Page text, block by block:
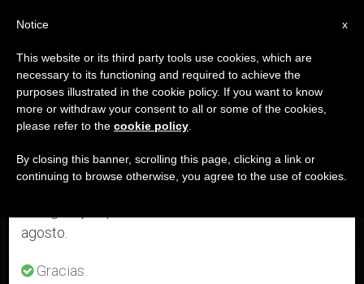
DÍA
Enero 8th, 2025
ÚLTIMAS NOTICIAS
Jubileo 2025: medio millón de peregrinos han atravesado ya
×
Aviso importante
Del 27 de julio al 7 de agosto haremos la pausa
anual, aprovechando que en el periodo de verano
se generan menos informaciones y también el
agosto.
Gracias.
x
Notice
This website or its third party tools use cookies, which are
necessary to its functioning and required to achieve the
purposes illustrated in the cookie policy. If you want to know
more or withdraw your consent to all or some of the cookies,
please refer to the cookie policy
By closing this banner, scrolling this page, clicking a link or
continuing to browse otherwise, you agree to the use of cookies.